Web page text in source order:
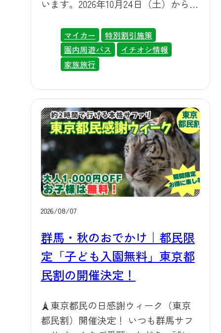
います。2026年10月24日（土）から11
謝ウィーク」の開催が決定いたしま
した。地元・群馬県にお住まいのお
客様には日頃より特にお世話になっ
て、この期間限定でお得な入園料金
をご用意しております。秋の澄んだ
空気の中、動物たちものびのびと過
ごすサファリを、ぜひこの機会にお
楽しみください。 💰割引内容 期間中
は、群馬県にお住まいのお客様を対
象に、通常3,200円の入園料（中学生
以上）が1,000円引きの2,200円（約
31%OFF）になります。さらに、小学
ります。ご家族みなさまで、いつも
よりぐっとお得に動物たちとのふれ
あいをお楽しみいただけます。マイ
カーでの入園はもちろん、園内周遊
バスやガイドツアーもあわせてご利
用いただくと、サファリ体験がより
充実したものになります。 📋対象条
マイカー
特別割引施策
園内周遊バス
イチオシ情報
家族旅行
2026/08/07
群馬・秋のおでかけ｜都民限
定「子ども入園無料」東京都
民割の開催決定！
🗼東京都民の日感謝ウィーク（東京
都民割）開催決定！ いつも群馬サフ